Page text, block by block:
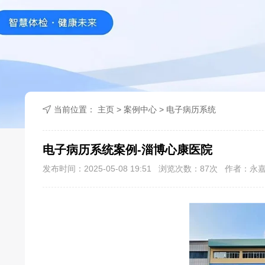
当前位置： 主页 > 案例中心 > 电子病历系统
电子病历系统案例-淄博心康医院
发布时间：2025-05-08 19:51 浏览次数： 87次 作者：永